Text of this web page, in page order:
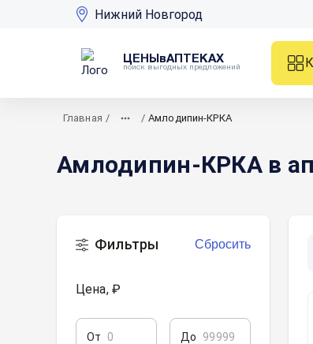
Нижний Новгород
ЦЕНЫвАПТЕКАХ
поиск выгодных предложений
Главная / / Амлодипин-КРКА
Амлодипин-КРКА в
Фильтры Сбросить
Цена, ₽
От До